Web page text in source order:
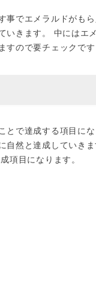
事でエメラルドがも
いきます。 中にはエ
すので要チェックで
とで達成する項目に
自然と達成していき
項目になります。